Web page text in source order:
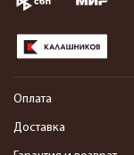
Оплата
Доставка